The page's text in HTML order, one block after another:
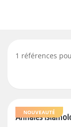
1 références
NOUVEAUTÉ
Annales